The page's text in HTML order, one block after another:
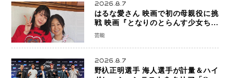
2026.8.7
はるな愛さん 映画で初の母親役に挑
戦 映画『となりのとらんす少女ちゃ
ん』11月7日公開 未来の自分との対話
芸能
2026.8.7
野杁正明選手 海人選手が計量＆ハイ